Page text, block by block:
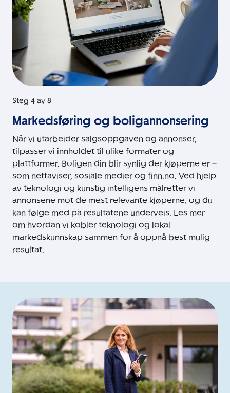
Steg 4 av 8
Markedsføring og boligannonsering
Når vi utarbeider salgsoppgaven og annonser,
tilpasser vi innholdet til ulike formater og
plattformer. Boligen din blir synlig der kjøperne er –
som nettaviser, sosiale medier og finn.no. Ved hjelp
av teknologi og kunstig intelligens målretter vi
annonsene mot de mest relevante kjøperne, og du
kan følge med på resultatene underveis. Les mer
om hvordan vi kobler teknologi og lokal
markedskunnskap sammen for å oppnå best mulig
resultat.